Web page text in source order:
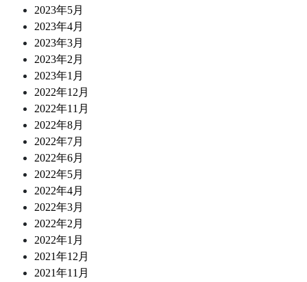
2023年5月
2023年4月
2023年3月
2023年2月
2023年1月
2022年12月
2022年11月
2022年8月
2022年7月
2022年6月
2022年5月
2022年4月
2022年3月
2022年2月
2022年1月
2021年12月
2021年11月